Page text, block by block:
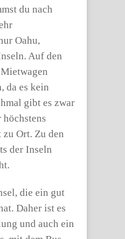
du nach
Oahu,
Auf den
da es kein
gibt es zwar
höchstens
Ort. Zu den
der Inseln
die ein gut
Daher ist es
und auch ein